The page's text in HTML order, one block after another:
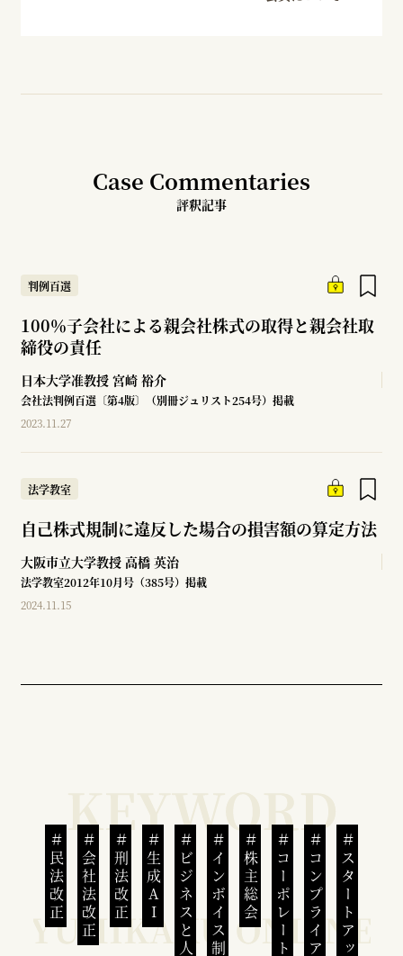
Case Commentaries
評釈記事
判例百選
100％子会社による親会社株式の取得と親会社取
締役の責任
日本大学准教授 宮崎 裕介
会社法判例百選〔第4版〕（別冊ジュリスト254号）掲載
2023.11.27
法学教室
自己株式規制に違反した場合の損害額の算定方法
大阪市立大学教授 高橋 英治
法学教室2012年10月号（385号）掲載
2024.11.15
民法改正 会社法改正 刑法改正 生成AI ビジネスと人権インボイス制度 株主総会 コンプライアンススタートアップ